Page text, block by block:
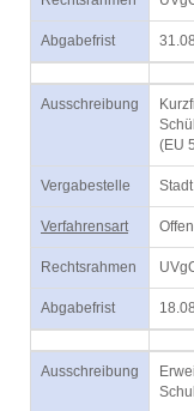
Abgabefrist
Ausschreibung
(EU
Vergabestelle
Verfahrensart
Rechtsrahmen
Abgabefrist
Ausschreibung